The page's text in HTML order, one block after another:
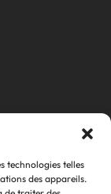
technologies telles
des appareils.